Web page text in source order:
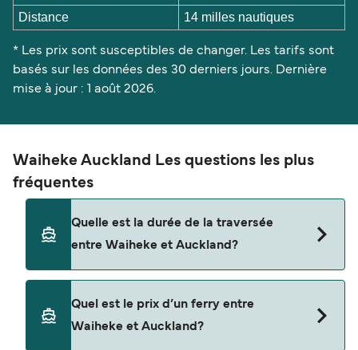
Distance
14 milles nautiques
* Les prix sont susceptibles de changer. Les tarifs sont
basés sur les données des 30 derniers jours. Dernière
mise à jour : 1 août 2026.
Waiheke Auckland Les questions les plus
fréquentes
Quelle est la durée de la traversée
entre Waiheke et Auckland?
d'environ 40 minutes. La durée des traversées
Quel est le prix d’un ferry entre
Waiheke et Auckland?